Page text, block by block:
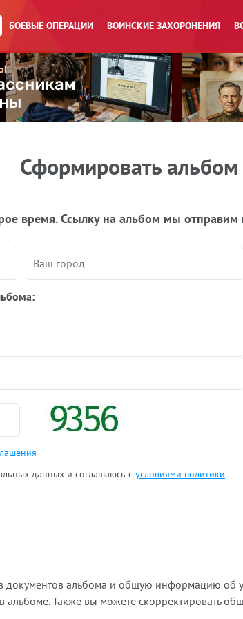
БОЕВЫЕ ОПЕРАЦИИ ВОИНСКИЕ ЗАХОРОНЕНИЯ
Сформировать альбом
время. Ссылку на альбом мы
данных и соглашаюсь с условиями политики
документов альбома и общую информацию об
альбоме. Также вы можете скорректировать